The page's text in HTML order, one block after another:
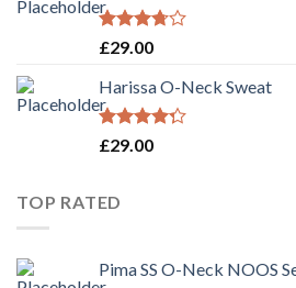
Rated
of 5
£29.00
Harissa O-Neck Sweat
Rated
£29.00
TOP RATED
Pima SS O-Neck NOOS